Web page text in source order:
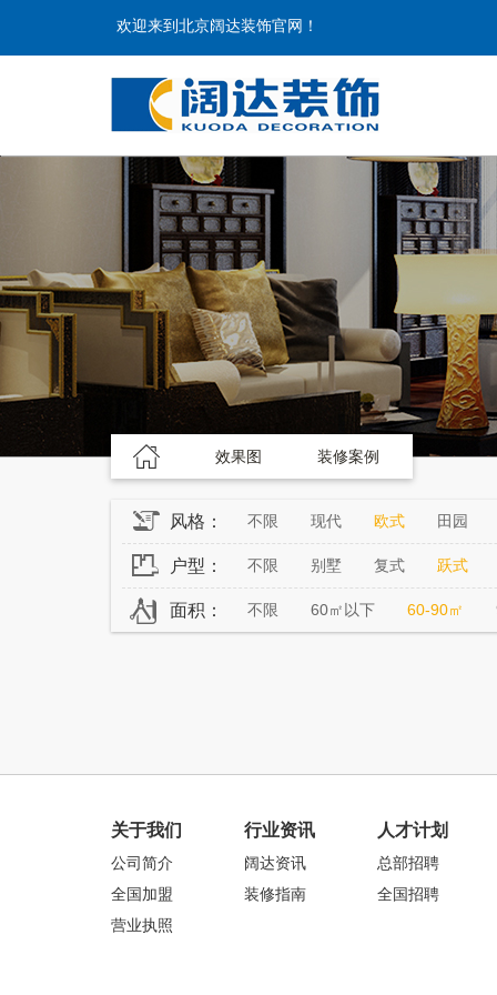
欢迎来到北京阔达装饰官网！
效果图 装修案例
风格： 不限 现代 欧式 田园
户型： 不限 别墅 复式 跃式
面积： 不限 60㎡以下 60-90㎡
关于我们
公司简介
全国加盟
营业执照
行业资讯
阔达资讯
装修指南
人才计划
总部招聘
全国招聘